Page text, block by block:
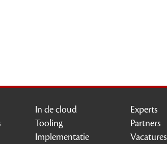
In de cloud
Tooling
Implementatie
Experts
Partners
Vacatures